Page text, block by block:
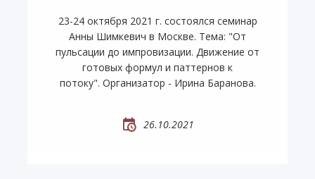
23-24 октября 2021 г. состоялся семинар
Анны Шимкевич в Москве. Тема: "От
пульсации до импровизации. Движение от
готовых формул и паттернов к
потоку". Организатор - Ирина Баранова.
26.10.2021